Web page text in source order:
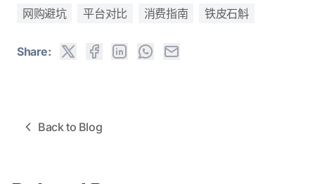
网购避坑 平台对比 消费指南 铁皮石斛
Share:
Back to Blog